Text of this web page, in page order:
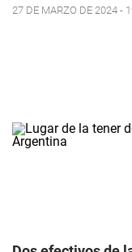
27 DE MARZO DE 2024 -